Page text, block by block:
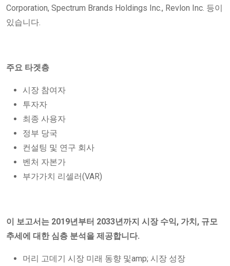
Corporation, Spectrum Brands Holdings Inc., Revlon Inc. 등이
있습니다.
주요 타겟층
시장 참여자
투자자
최종 사용자
정부 당국
컨설팅 및 연구 회사
벤처 자본가
부가가치 리셀러(VAR)
이 보고서는 2019년부터 2033년까지 시장 수익, 가치, 규모
추세에 대한 심층 분석을 제공합니다.
머리 고데기 시장 미래 동향 및amp; 시장 성장